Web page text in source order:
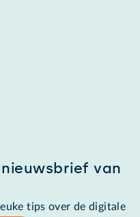
van
tips over de digitale